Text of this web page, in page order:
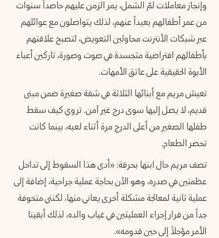
وإنجاز معاملات لمّ الشمل، يمر الزمن عليهم حاصداً سنوات
من عمر أطفالهم بعيداً عنهم، لذلك يتواصلون مع عوائلهم
عبر شبكات الأنترنت محاولين التعويض، لتصبح علاقتهم
بأطفالهم افتراضية متجسدة في صوت وصورة، تاركين أعباء
الأبوة الحقيقية على عاتق الأمهات.
تعيش مريم مع أبنائها الثلاثة في شقة صغيرة ضمن مبنى
قديم، لا يصل إليها سوى درج غير آمن. تروي كيف سقط
طفلها الصغير من أعلى الدرج مرة أثناء لعبه، بينما كانت
تحضر الطعام.
تصف مريم حال ابنها بحرقة: «أدى هذا السقوط إلى تداخل
عظمتين في صدره، وهو الآن بحاجة عملية جراحية، إضافة إلى
عملية ثانية لمعالجة مشكلة أخرى يعاني منها، لكنني متخوفة
جداً من قرار إجراء العمليتين في غياب والده، لذلك أبقينا
الأمر مؤجلاً إلى حين قدومه».